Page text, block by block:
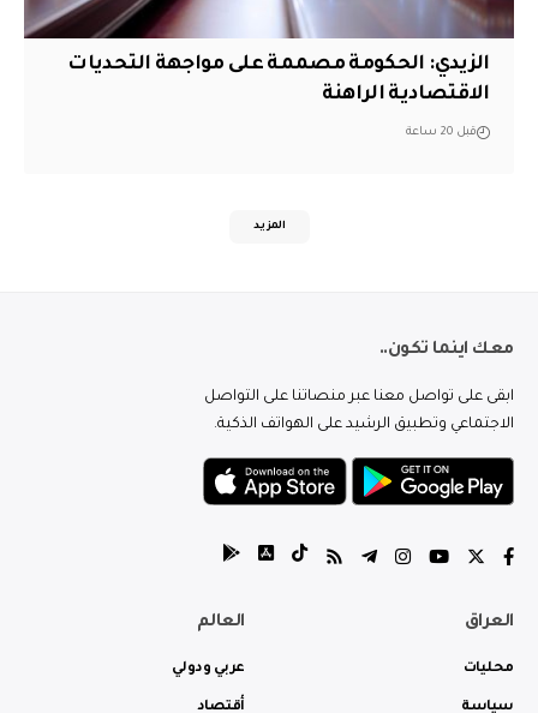
الزيدي: الحكومة مصممة على مواجهة التحديات
الاقتصادية الراهنة
قبل 20 ساعة
المزيد
معك اينما تكون..
ابقى على تواصل معنا عبر منصاتنا على التواصل
الاجتماعي وتطبيق الرشيد على الهواتف الذكية.
العراق
محليات
سياسة
العالم
عربي ودولي
أقتصاد